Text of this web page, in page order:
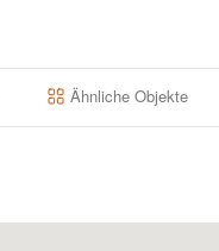
Ähnliche Objekte